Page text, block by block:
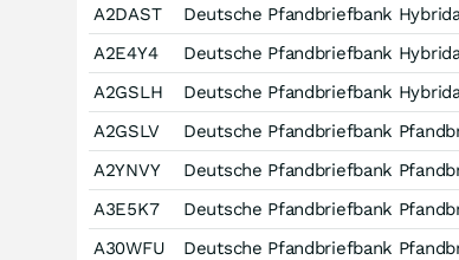
A2DAST
Deutsche Pfandbriefbank
A2E4Y4
Deutsche Pfandbriefbank
A2GSLH
Deutsche Pfandbriefbank
A2GSLV
Deutsche Pfandbriefbank
A2YNVY
Deutsche Pfandbriefbank
A3E5K7
Deutsche Pfandbriefbank
A30WFU
Deutsche Pfandbriefbank